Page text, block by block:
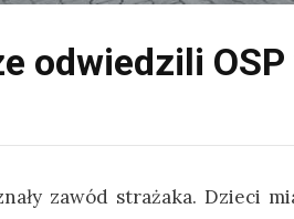
odwiedzili
zawód strażaka. Dzieci